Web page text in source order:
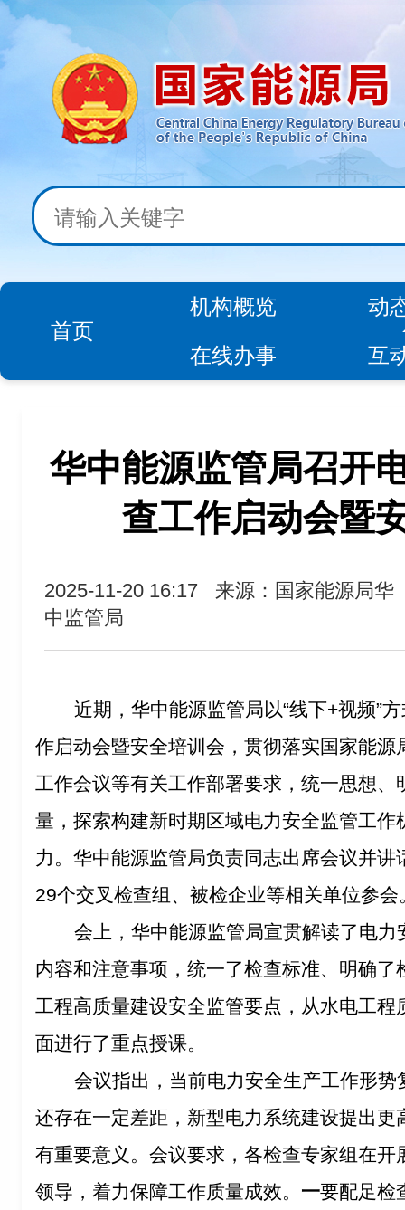
首页
机构概览
动
在线办事
互
华中能源监管局召开
查工作启动会暨
2025-11-20 16:17
来源：国家能源局华
中监管局
近期，华中能源监管局以“线下+视频”
作启动会暨安全培训会，贯彻落实国家能
工作会议等有关工作部署要求，统一思想
量，探索构建新时期区域电力安全监管工作
力。华中能源监管局负责同志出席会议并
29个交叉检查组、被检企业等相关单位参会
会上，华中能源监管局宣贯解读了电
内容和注意事项，统一了检查标准、明确
工程高质量建设安全监管要点，从水电工
面进行了重点授课。
会议指出，当前电力安全生产工作形
还存在一定差距，新型电力系统建设提出
有重要意义。会议要求，各检查专家组在
领导，着力保障工作质量成效。 一要配足检